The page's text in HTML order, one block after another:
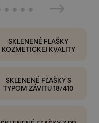
SKLENENÉ FĽAŠKY
KOZMETICKEJ KVALITY
SKLENENÉ FĽAŠKY S
TYPOM ZÁVITU 18/410